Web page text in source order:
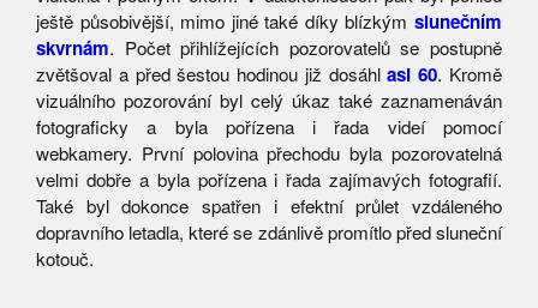
ještě působivější, mimo jiné také díky blízkým slunečním
skvrnám. Počet přihlížejících pozorovatelů se postupně
zvětšoval a před šestou hodinou již dosáhlasi 60. Kromě
vizuálního pozorování byl celý úkaz také zaznamenáván
fotograficky a byla pořízena i řada videí pomocí
webkamery. První polovina přechodu byla pozorovatelná
velmi dobře a byla pořízena i řada zajímavých fotografií.
Také byl dokonce spatřen i efektní průlet vzdáleného
dopravního letadla, které se zdánlivě promítlo před sluneční
kotouč.